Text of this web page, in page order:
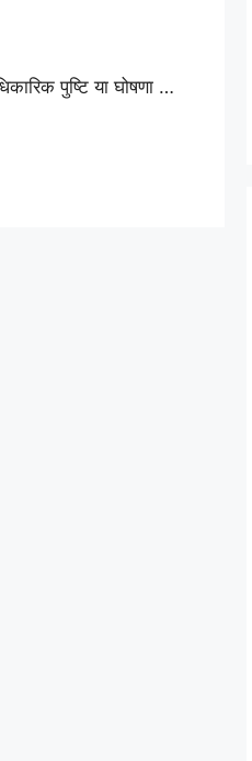
पुष्टि या घोषणा …